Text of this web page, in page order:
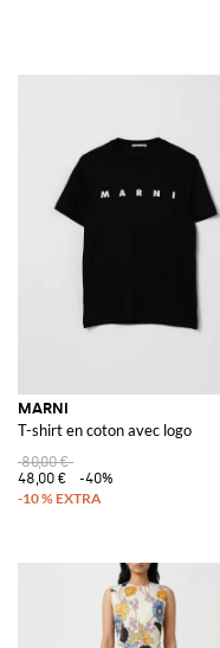
MARNI
T-shirt en coton avec logo
80,00 €
48,00 €
-40%